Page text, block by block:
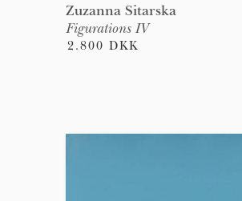
Zuzanna Sitarska
Figurations IV
2.800 DKK